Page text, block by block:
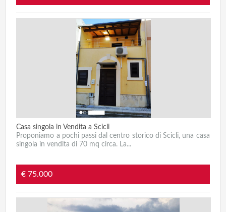
Casa singola in Vendita a Scicli
Proponiamo a pochi passi dal centro storico di Scicli, una casa
singola in vendita di 70 mq circa. La...
€ 75.000